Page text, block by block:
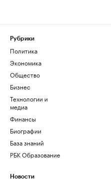
Рубрики
Политика
Экономика
Общество
Бизнес
Технологии и
медиа
Финансы
Биографии
База знаний
РБК Образование
Новости